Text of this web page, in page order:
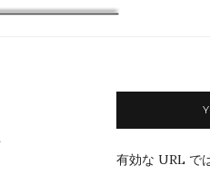
有効な URL で